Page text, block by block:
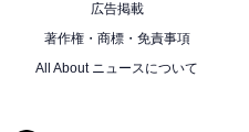
広告掲載
著作権・商標・免責事項
All About ニュースについて